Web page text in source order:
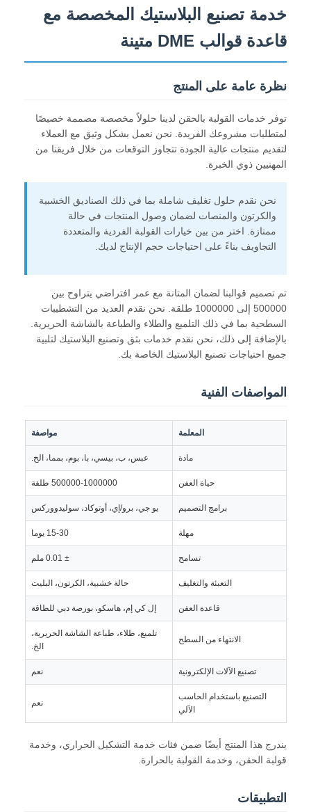
منتجات
أشرطة فيديو
خدمة تصنيع البلاستيك المخصصة مع
قاعدة قوالب DME متينة
نظرة عامة على المنتج
توفر خدمات القولبة بالحقن لدينا حلولاً مخصصة مصممة خصيصًا
لمتطلبات مشروعك الفريدة. نحن نعمل بشكل وثيق مع العملاء
لتقديم منتجات عالية الجودة تتجاوز التوقعات من خلال فريقنا من
المهنيين ذوي الخبرة.
نحن نقدم حلول تغليف شاملة بما في ذلك الصناديق الخشبية
والكرتون والمنصات لضمان وصول المنتجات في حالة
ممتازة. اختر من بين خيارات القولبة الفردية والمتعددة
التجاويف بناءً على احتياجات حجم الإنتاج لديك.
تم تصميم قوالبنا لضمان المتانة مع عمر افتراضي يتراوح بين
500000 إلى 1000000 طلقة. نحن نقدم العديد من التشطيبات
السطحية بما في ذلك التلميع والطلاء والطباعة بالشاشة الحريرية.
بالإضافة إلى ذلك، نحن نقدم خدمات بثق وتصنيع البلاستيك لتلبية
جميع احتياجات تصنيع البلاستيك الخاصة بك.
المواصفات الفنية
المعلمة مواصفة
مادة عبس، ب، بيسي، با، بوم، بمما، الخ.
حياة العفن 500000-1000000 طلقة
برامج التصميم يو جي، برو/إي، أوتوكاد، سوليدووركس
مهلة 15-30 يوما
تسامح ± 0.01 ملم
التعبئة والتغليف حالة خشبية، الكرتون، البليت
قاعدة العفن إل كي إم، هاسكو، بورصة دبي للطاقة
الانتهاء من السطح
تلميع، طلاء، طباعة الشاشة الحريرية،
الخ.
تصنيع الآلات الإلكترونية نعم
التصنيع باستخدام الحاسب
الآلي
نعم
يندرج هذا المنتج أيضًا ضمن فئات خدمة التشكيل الحراري، وخدمة
قولبة الحقن، وخدمة القولبة بالحرارة.
التطبيقات